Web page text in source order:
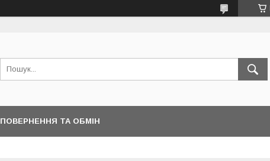
ПОВЕРНЕННЯ ТА ОБМІН